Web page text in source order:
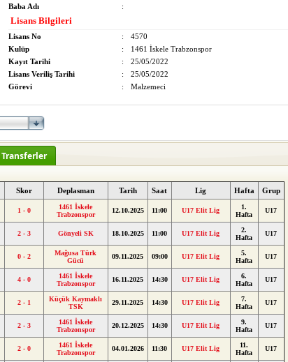
Baba Adı
:
Lisans Bilgileri
Lisans No :
4570
Kulüp
:
1461 İskele Trabzonspor
Kayıt Tarihi
:
25/05/2022
Lisans Veriliş Tarihi
:
25/05/2022
Görevi
: Malzemeci
Transferler
Skor Deplasman Tarih Saat Lig Hafta Grup
1 - 0
1461 İskele
Trabzonspor
12.10.2025 11:00 U17 Elit Lig
1.
Hafta
U17
2 - 3 Gönyeli SK 18.10.2025 11:00 U17 Elit Lig
2.
Hafta
U17
0 - 2
Mağusa Türk
Gücü
09.11.2025 09:00 U17 Elit Lig
5.
Hafta
U17
4 - 0
1461 İskele
Trabzonspor
16.11.2025 14:30 U17 Elit Lig
6.
Hafta
U17
2 - 1
Küçük Kaymaklı
TSK
29.11.2025 14:30 U17 Elit Lig
7.
Hafta
U17
2 - 3
1461 İskele
Trabzonspor
20.12.2025 14:30 U17 Elit Lig
9.
Hafta
U17
2 - 0
1461 İskele
Trabzonspor
04.01.2026 11:30 U17 Elit Lig
11.
Hafta
U17